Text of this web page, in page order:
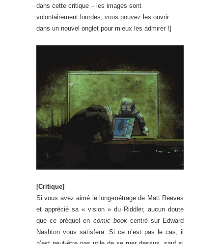
dans cette critique – les images sont
volontairement lourdes, vous pouvez les ouvrir
dans un nouvel onglet pour mieux les admirer !]
[Critique]
Si vous avez aimé le long-métrage de Matt Reeves
et apprécié sa « vision » du Riddler, aucun doute
que ce préquel en comic bookcentré sur Edward
Nashton vous satisfera. Si ce n’est pas le cas, il